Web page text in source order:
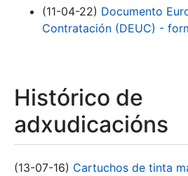
(11-04-22) Documento
Contratación (DEUC) -
Histórico de
adxudicacións
(13-07-16) Cartuchos de tinta